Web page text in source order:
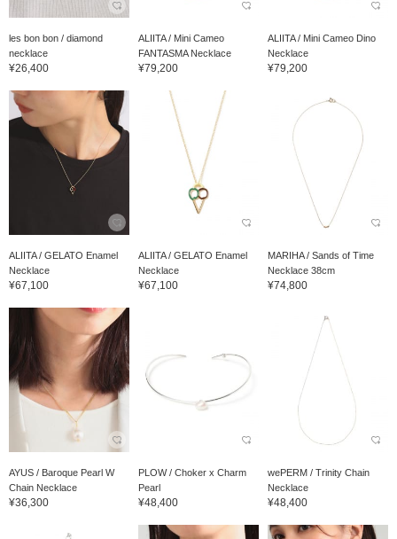
les bon bon / diamond
necklace
¥26,400
ALIITA / Mini Cameo
FANTASMA Necklace
¥79,200
ALIITA / Mini Cameo Dino
Necklace
¥79,200
ALIITA / GELATO Enamel
Necklace
¥67,100
ALIITA / GELATO Enamel
Necklace
¥67,100
MARIHA / Sands of Time
Necklace 38cm
¥74,800
AYUS / Baroque Pearl W
Chain Necklace
¥36,300
PLOW / Choker x Charm
Pearl
¥48,400
wePERM / Trinity Chain
Necklace
¥48,400